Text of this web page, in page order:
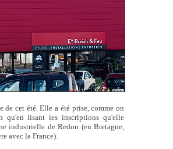
de cet été. Elle a été prise, comme on
qu'en lisant les inscriptions qu'elle
industrielle de Redon (en Bretagne,
avec la France).